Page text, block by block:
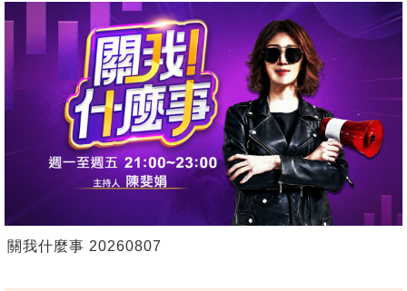
關我什麼事 20260807